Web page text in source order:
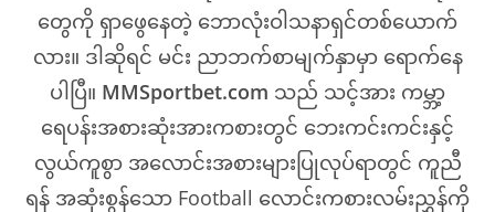
တွေကို ရှာဖွေနေတဲ့ ဘောလုံးဝါသနာရှင်တစ်ယောက်
လား။ ဒါဆိုရင် မင်း ညာဘက်စာမျက်နှာမှာ ရောက်နေ
ပါပြီ။ MMSportbet.com သည် သင့်အား ကမ္ဘာ့
ရေပန်းအစားဆုံးအားကစားတွင် ဘေးကင်းကင်းနှင့်
လွယ်ကူစွာ အလောင်းအစားများပြုလုပ်ရာတွင် ကူညီ
ရန် အဆုံးစွန်သော Football လောင်းကစားလမ်းညွှန်ကို